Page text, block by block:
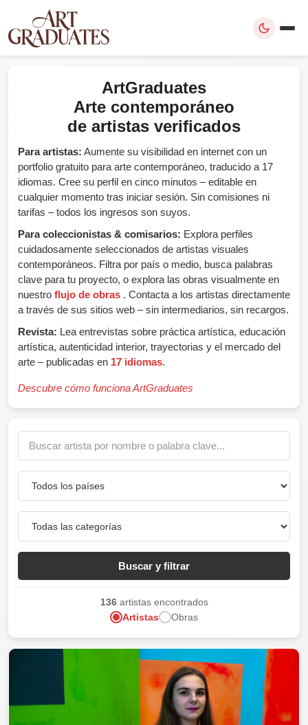
ArtGraduates
Arte contemporáneo
de artistas verificados
Para artistas: Aumente su visibilidad en internet con un
portfolio gratuito para arte contemporáneo, traducido a 17
idiomas. Cree su perfil en cinco minutos – editable en
cualquier momento tras iniciar sesión. Sin comisiones ni
tarifas – todos los ingresos son suyos.
Para coleccionistas & comisarios: Explora perfiles
cuidadosamente seleccionados de artistas visuales
contemporáneos. Filtra por país o medio, busca palabras
clave para tu proyecto, o explora las obras visualmente en
nuestro flujo de obras . Contacta a los artistas directamente
a través de sus sitios web – sin intermediarios, sin recargos.
Revista: Lea entrevistas sobre práctica artística, educación
artística, autenticidad interior, trayectorias y el mercado del
arte – publicadas en 17 idiomas.
Descubre cómo funciona ArtGraduates
Buscar y filtrar
136artistas encontrados
Artistas
Obras